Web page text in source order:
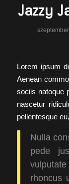
Jazzy
Lorem ipsum
Aenean
sociis natoque
nascetur
pellentesque
Nulla
pede
rhoncus